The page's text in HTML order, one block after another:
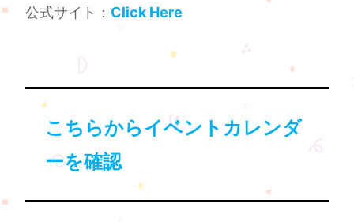
公式サイト： Click Here
こちらからイベントカレンダ
ーを確認